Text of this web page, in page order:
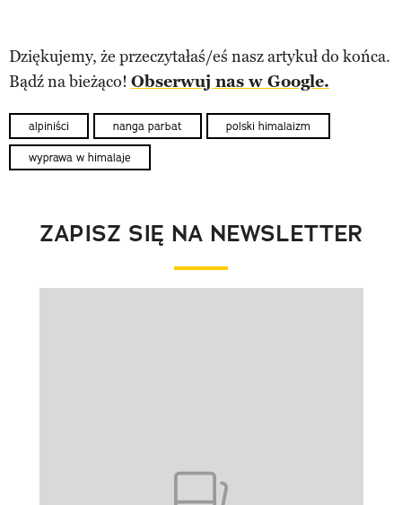
Dziękujemy, że przeczytałaś/eś nasz artykuł do końca.
Bądź na bieżąco! Obserwuj nas w Google.
alpiniści nanga parbat polski himalaizm
wyprawa w himalaje
ZAPISZ SIĘ NA NEWSLETTER